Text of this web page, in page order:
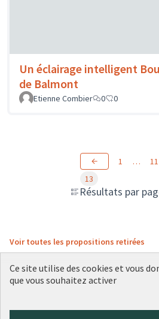
Un éclairage intelligent
de Balmont
Etienne Combier
0 0
Résultats par
1 … 11
13
Voir toutes les propositions retirées
Ce site utilise des cookies et vous
que vous souhaitez activer